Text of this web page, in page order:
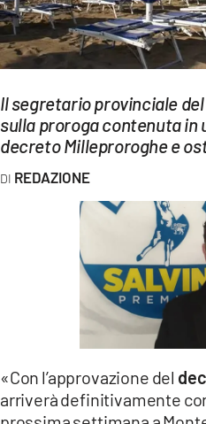
Streaming
LAC TV
LAC NETWORK
LAC ONAIR
LACITYMAG.IT
ILREGGINO.IT
Il segretario provinciale
sulla proroga contenuta in
decreto Milleproroghe e
REDAZIONE
«Con l’approvazione del
arriverà definitivamente